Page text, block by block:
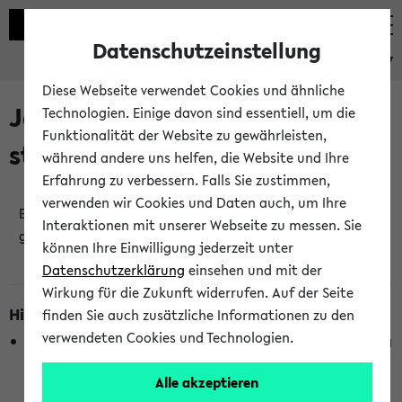
eKVV
Jetzt und in Kürze
stattfindende Veranstaltungen
Es wurden keine jetzt stattfindenden Veranstaltungen
gefunden!
Hinweise zur Liste
Die Anzeige ist semesterübergreifend und nicht abhängig
vom im eKVV gewählten Semester.
Datenschutzeinstellung
Diese Webseite verwendet Cookies und ähnliche
Technologien. Einige davon sind essentiell, um die
Funktionalität der Website zu gewährleisten,
während andere uns helfen, die Website und Ihre
Erfahrung zu verbessern. Falls Sie zustimmen,
verwenden wir Cookies und Daten auch, um Ihre
Interaktionen mit unserer Webseite zu messen. Sie
können Ihre Einwilligung jederzeit unter
Datenschutzerklärung einsehen und mit der
Wirkung für die Zukunft widerrufen. Auf der Seite
finden Sie auch zusätzliche Informationen zu den
verwendeten Cookies und Technologien.
Alle akzeptieren